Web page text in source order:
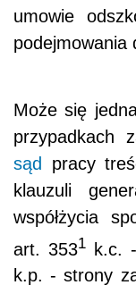
umowie
podejmowania
Może się
przypadkach
sąd pracy
klauzuli
współżycia
art. 3531k.c. -
k.p. - strony